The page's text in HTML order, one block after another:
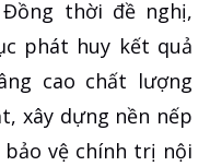
thời đề nghị,
phát huy kết quả
cao chất lượng
xây dựng nền nếp
vệ chính trị nội